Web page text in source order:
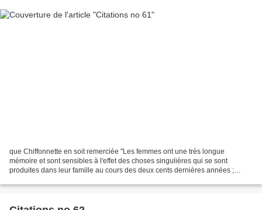
que Chiffonnette en soit remerciée ''Les femmes ont une très longue
mémoire et sont sensibles à l'effet des choses singulières qui se sont
produites dans leur famille au cours des deux cents dernières années ;